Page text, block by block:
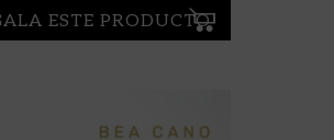
ESTE PRODUCTO